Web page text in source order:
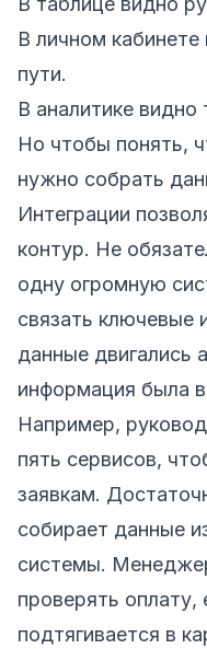
В личном кабинете
пути.
В аналитике видно
Но чтобы понять,
нужно собрать
Интеграции
контур. Не
одну огромную
связать ключевые
данные двигались
информация была
Например,
пять сервисов,
заявкам.
собирает данные
системы.
проверять оплату,
подтягивается в